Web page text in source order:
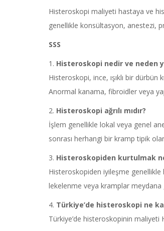
Histeroskopi maliyeti hastaya ve
genellikle konsültasyon, anestezi,
SSS
1. Histeroskopi nedir ve neden
Histeroskopi, ince, ışıklı bir
Anormal kanama, fibroidler veya
2. Histeroskopi ağrılı mıdır?
İşlem genellikle lokal veya genel
sonrası herhangi bir kramp tipik
3. Histeroskopiden kurtulmak
Histeroskopiden iyileşme genellikle
lekelenme veya kramplar meydana
4. Türkiye’de histeroskopi ne
Türkiye’de histeroskopinin